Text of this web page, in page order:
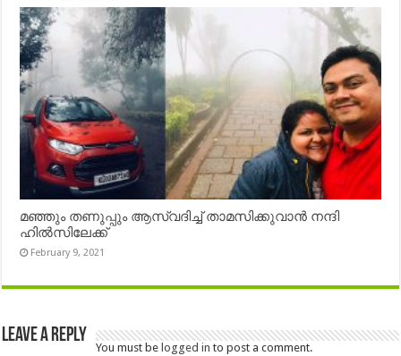
മഞ്ഞും തണുപ്പും ആസ്വദിച്ച് താമസിക്കുവാൻ നന്ദി
ഹിൽസിലേക്ക്
February 9, 2021
Leave a Reply
You must be logged in to post a comment.